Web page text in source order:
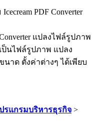
แปลงไฟล์รูปภาพ
ป็นไฟล์รูปภาพ แปลง
าด ตั้งค่าต่างๆ ได้เพียบ
รแกรมบริหารธุรกิจ >